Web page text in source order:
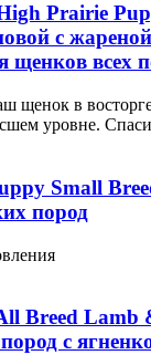
Prairie
с
щенков всех
щенок в
уровне.
Small
пород
Breed Lamb
с